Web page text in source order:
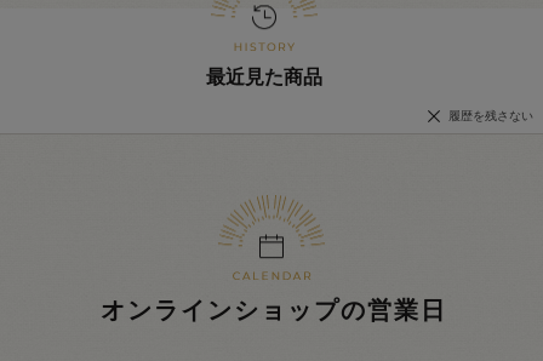
最近見た商品
履歴を残さない
オンラインショップの営業日